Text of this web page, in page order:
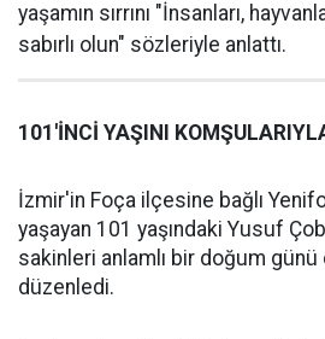
yaşamın sırrını "İnsanları,
sabırlı olun" sözleriyle anlattı.
101'İNCİ YAŞINI
İzmir'in Foça ilçesine bağlı
yaşayan 101 yaşındaki Yusuf
sakinleri anlamlı bir doğum
düzenledi.